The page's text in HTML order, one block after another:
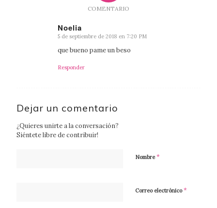
COMENTARIO
Noelia
Dice:
5 de septiembre de 2018 en 7:20 PM
que bueno pame un beso
Responder
Dejar un comentario
¿Quieres unirte a la conversación?
Siéntete libre de contribuir!
Nombre*
Correo electrónico*